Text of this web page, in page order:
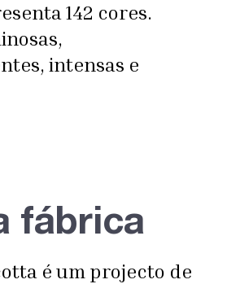
142 cores.
intensas e
fábrica
é um projecto de